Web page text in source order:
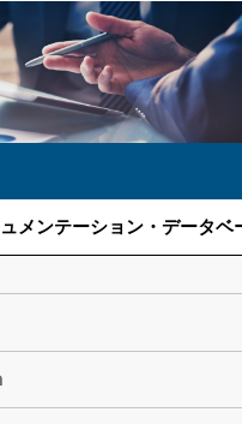
メンテーション・データベー